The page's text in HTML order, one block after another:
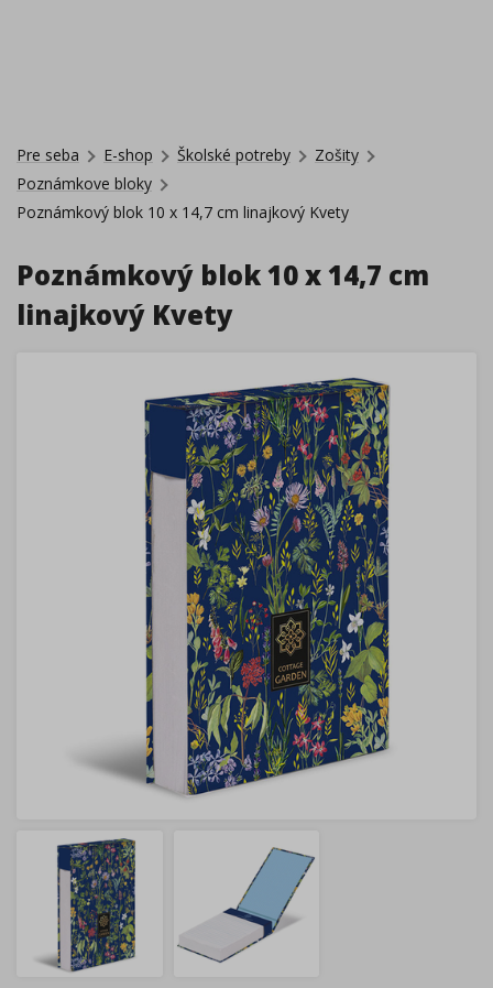
Pre seba E-shop Školské potreby
Zošity
Poznámkove bloky
Poznámkový blok 10 x 14,7 cm linajkový Kvety
Poznámkový blok 10 x 14,7 cm
linajkový Kvety